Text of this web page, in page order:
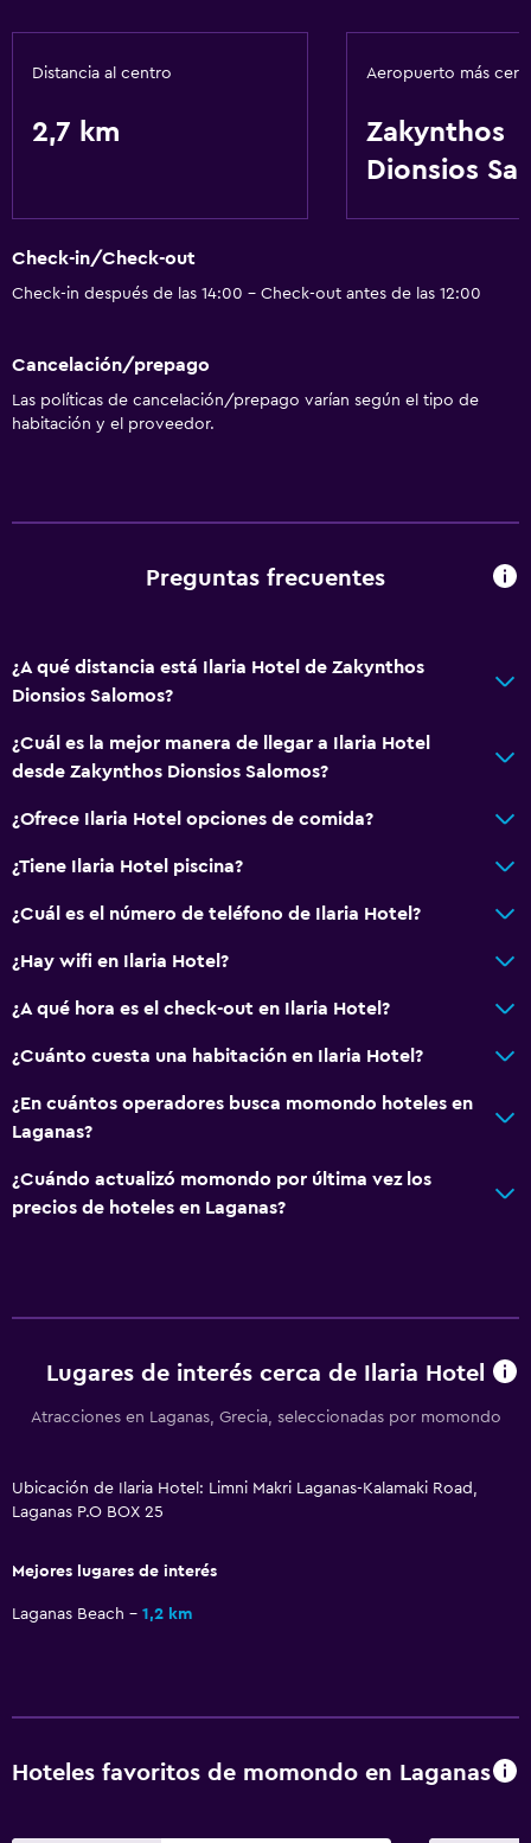
TV por cable o vía satélite
Bicicletas
Servicios y facilidades
Recepción 24 horas
Ideal para familias
Parque infantil
Piscina (para niños)
Servicios básicos
Wifi
Aire acondicionado
Estacionamiento y transporte
Traslado aeropuerto
Accesibilidad y adecuación
Espacio de almacenamiento
Piscina al aire libre
Distancia al centro
2,7 km
Aeropuerto más
Zakynthos
Dionsios
Check-in/Check-out
Check-in después de las 14:00 - Check-out antes de las 12:00
Cancelación/prepago
Las políticas de cancelación/prepago varían según el tipo de
habitación y el proveedor.
Preguntas frecuentes
¿A qué distancia está Ilaria Hotel de Zakynthos
Dionsios Salomos?
¿Cuál es la mejor manera de llegar a Ilaria Hotel
desde Zakynthos Dionsios Salomos?
¿Ofrece Ilaria Hotel opciones de comida?
¿Tiene Ilaria Hotel piscina?
¿Cuál es el número de teléfono de Ilaria Hotel?
¿Hay wifi en Ilaria Hotel?
¿A qué hora es el check-out en Ilaria Hotel?
¿Cuánto cuesta una habitación en Ilaria Hotel?
¿En cuántos operadores busca momondo hoteles en
Laganas?
¿Cuándo actualizó momondo por última vez los
precios de hoteles en Laganas?
Lugares de interés cerca de Ilaria Hotel
Atracciones en Laganas, Grecia, seleccionadas por momondo
Ubicación de Ilaria Hotel: Limni Makri Laganas-Kalamaki Road,
Laganas P.O BOX 25
Mejores lugares de interés
Laganas Beach 1,2 km
Hoteles favoritos de momondo en Laganas